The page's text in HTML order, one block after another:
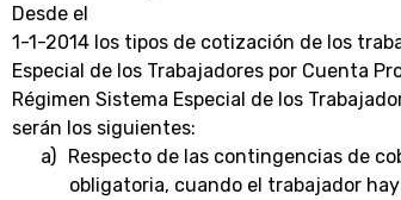
Desde el
1-1-2014 los tipos de cotización de los
Especial de los Trabajadores por Cuenta
Régimen Sistema Especial de los
serán los siguientes:
a) Respecto de las contingencias de
obligatoria, cuando el trabajador